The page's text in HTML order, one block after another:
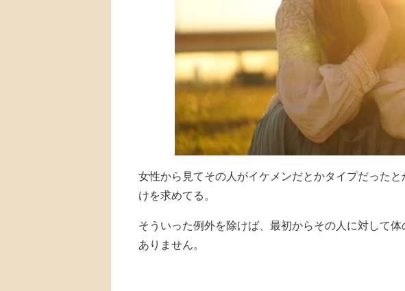
女性から見てその人がイケメンだとかタイプだった
けを求めてる。
そういった例外を除けば、最初からその人に対して
ありません。